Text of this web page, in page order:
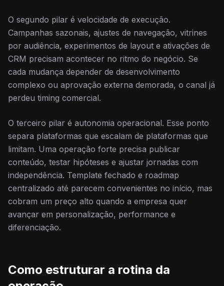
O segundo pilar é velocidade de execução.
Campanhas sazonais, ajustes de navegação, vitrines
por audiência, experimentos de layout e ativações de
CRM precisam acontecer no ritmo do negócio. Se
cada mudança depender de desenvolvimento
complexo ou aprovação externa demorada, o canal já
perdeu timing comercial.
O terceiro pilar é autonomia operacional. Esse ponto
separa plataformas que escalam de plataformas que
limitam. Uma operação forte precisa publicar
conteúdo, testar hipóteses e ajustar jornadas com
independência. Template fechado e roadmap
centralizado até parecem convenientes no início, mas
cobram um preço alto quando a empresa quer
avançar em personalização, performance e
diferenciação.
Como estruturar a rotina da